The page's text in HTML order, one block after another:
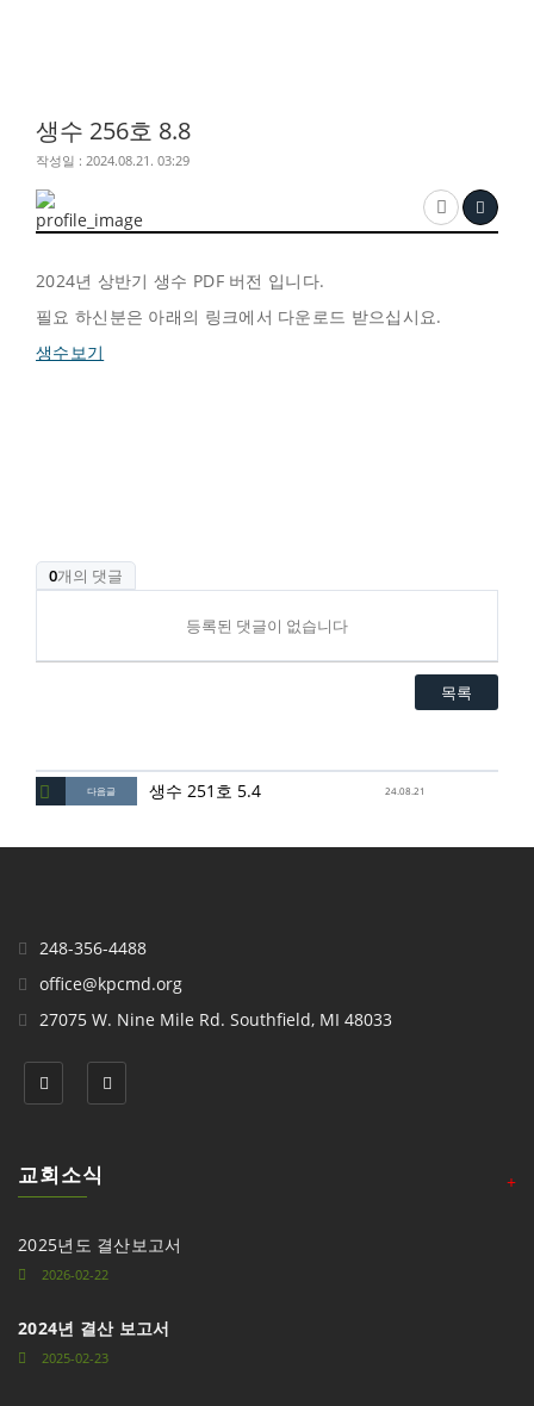
생수 256호 8.8
작성일 : 2024.08.21. 03:29
2024년 상반기 생수 PDF 버전 입니다.
필요 하신분은 아래의 링크에서 다운로드 받으십시요.
생수보기
0개의 댓글
등록된 댓글이 없습니다
목록
다음글 생수 251호 5.4 24.08.21
248-356-4488
office@kpcmd.org
27075 W. Nine Mile Rd. Southfield, MI 48033
교회소식 +
2025년도 결산보고서
2026-02-22
2024년 결산 보고서
2025-02-23